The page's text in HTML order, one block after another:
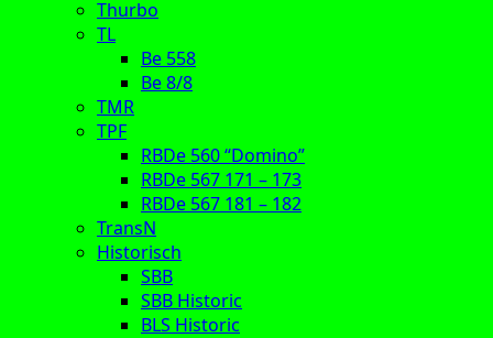
Thurbo
TL
Be 558
Be 8/8
TMR
TPF
RBDe 560 “Domino”
RBDe 567 171 – 173
RBDe 567 181 – 182
TransN
Historisch
SBB
SBB Historic
BLS Historic